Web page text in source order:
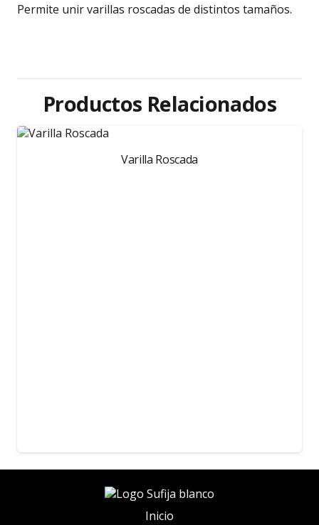
Permite unir varillas roscadas de distintos tamaños.
Productos Relacionados
Varilla Roscada
Inicio